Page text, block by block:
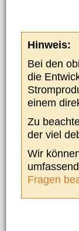
Hinweis:
Bei den
die
einem
Zu
der viel
Wir
Fragen